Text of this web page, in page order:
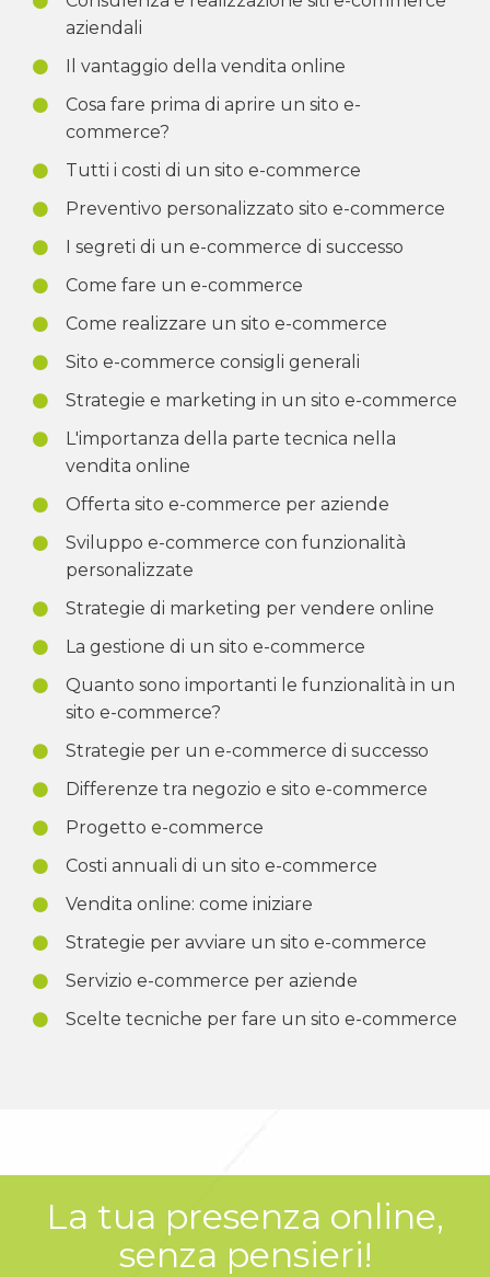
aziendali
Il vantaggio della vendita online
Cosa fare prima di aprire un sito e-
commerce?
Tutti i costi di un sito e-commerce
Preventivo personalizzato sito e-commerce
I segreti di un e-commerce di successo
Come fare un e-commerce
Come realizzare un sito e-commerce
Sito e-commerce consigli generali
Strategie e marketing in un sito e-commerce
L'importanza della parte tecnica nella
vendita online
Offerta sito e-commerce per aziende
Sviluppo e-commerce con funzionalità
personalizzate
Strategie di marketing per vendere online
La gestione di un sito e-commerce
Quanto sono importanti le funzionalità in un
sito e-commerce?
Strategie per un e-commerce di successo
Differenze tra negozio e sito e-commerce
Progetto e-commerce
Costi annuali di un sito e-commerce
Vendita online: come iniziare
Strategie per avviare un sito e-commerce
Servizio e-commerce per aziende
Scelte tecniche per fare un sito e-commerce
La tua presenza online,
senza pensieri!